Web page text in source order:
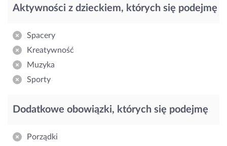
Aktywności z dzieckiem, których się podejmę
Spacery
Kreatywność
Muzyka
Sporty
Dodatkowe obowiązki, których się podejmę
Porządki